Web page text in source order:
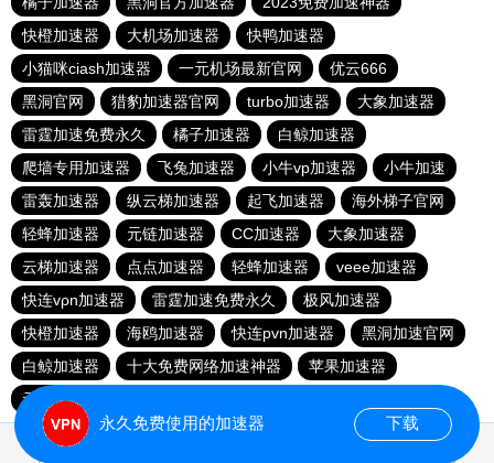
快橙加速器
大机场加速器
快鸭加速器
小猫咪ciash加速器
一元机场最新官网
优云666
黑洞官网
猎豹加速器官网 turbo加速器
大象加速器
雷霆加速免费永久
橘子加速器
白鲸加速器
爬墙专用加速器
飞兔加速器 小牛vp加速器
小牛加速
雷轰加速器
纵云梯加速器 起飞加速器
海外梯子官网
轻蜂加速器
元链加速器 CC加速器
大象加速器
云梯加速器
点点加速器 轻蜂加速器
veee加速器
快连vρn加速器
雷霆加速免费永久
极风加速器
快橙加速器
海鸥加速器 快连pvn加速器
黑洞加速官网
白鲸加速器
十大免费网络加速神器
苹果加速器
元链加速器
永久免费使用的加速器 下载